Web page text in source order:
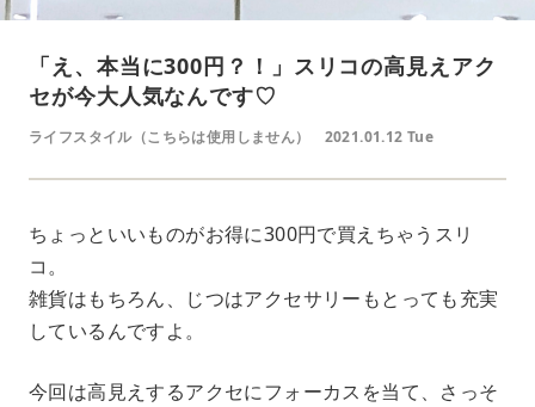
「え、本当に300円？！」スリコの高見えアク
セが今大人気なんです♡
ライフスタイル（こちらは使用しません） 2021.01.12 Tue
ちょっといいものがお得に300円で買えちゃうスリ
コ。
雑貨はもちろん、じつはアクセサリーもとっても充実
しているんですよ。
今回は高見えするアクセにフォーカスを当て、さっそ